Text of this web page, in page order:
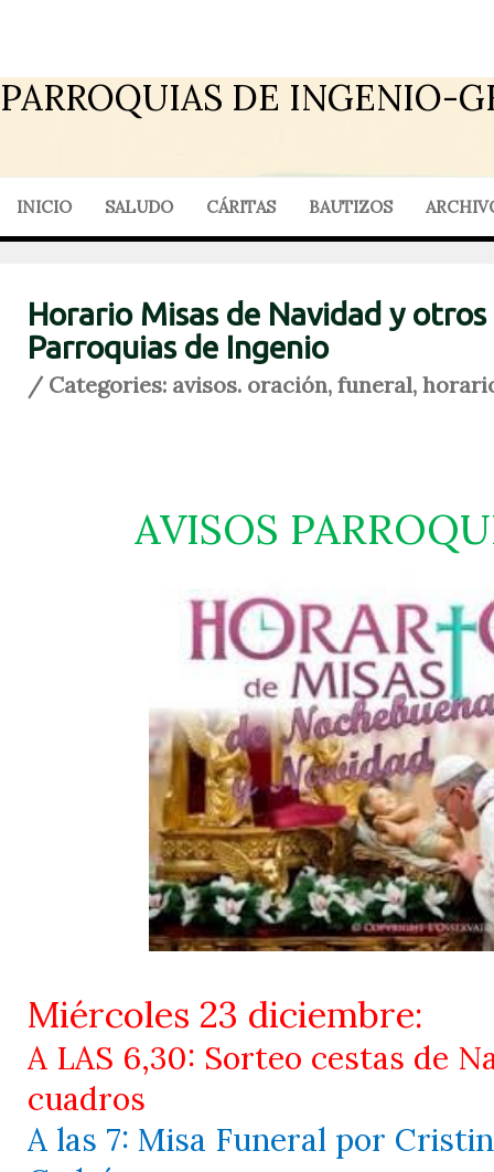
PARROQUIAS DE INGENIO-
INICIO SALUDO CÁRITAS BAUTIZOS
Horario Misas de Navidad y otros
Parroquias de Ingenio
/ Categories: avisos. oración,funeral,
AVISOS
Miércoles 23 diciembre:
A LAS 6,30: Sorteo cestas de
cuadros
A las 7: Misa Funeral por